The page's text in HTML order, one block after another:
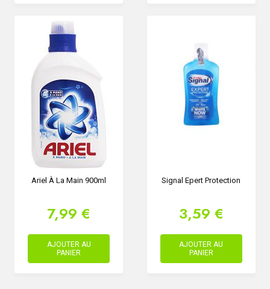
Ariel À La Main 900ml
7,99 €
AJOUTER AU
PANIER
Signal Epert Protection
3,59 €
AJOUTER AU
PANIER